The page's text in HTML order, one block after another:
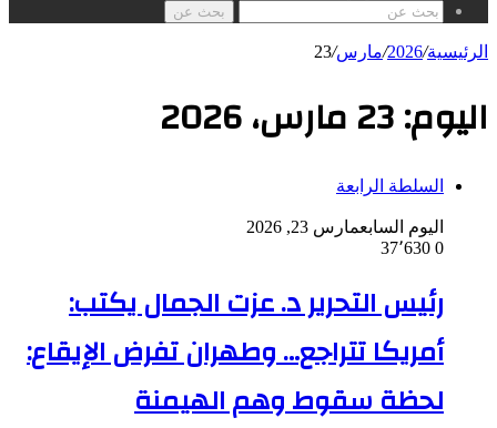
بحث عن
الرئيسية/
2026
/مارس/
23
اليوم:23 مارس، 2026
السلطة الرابعة
اليوم السابعمارس 23, 2026
0
رئيس التحرير د. عزت الجمال يكتب:
أمريكا تتراجع… وطهران تفرض الإيقاع:
لحظة سقوط وهم الهيمنة